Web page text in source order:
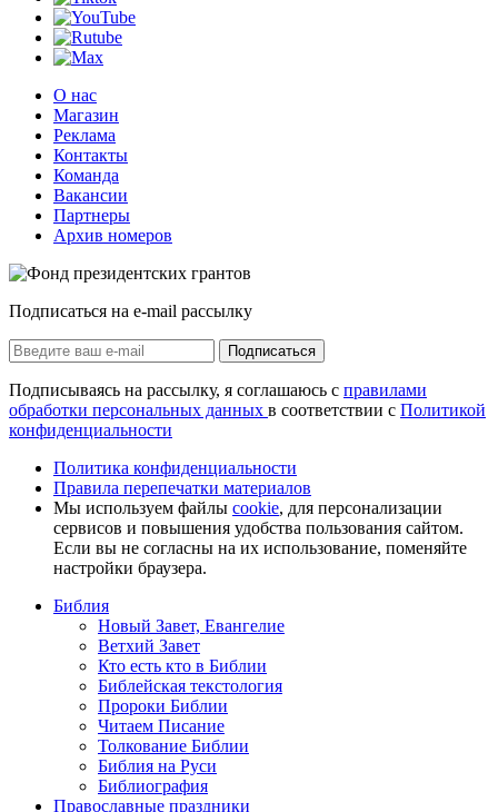
О нас
Магазин
Реклама
Контакты
Команда
Вакансии
Партнеры
Архив номеров
Подписаться на e-mail рассылку
Подписаться
Подписываясь на рассылку, я соглашаюсь с правилами
обработки персональных данных в соответствии с Политикой
конфиденциальности
Политика конфиденциальности
Правила перепечатки материалов
Мы используем файлы cookie, для персонализации
сервисов и повышения удобства пользования сайтом.
Если вы не согласны на их использование, поменяйте
настройки браузера.
Библия
Новый Завет, Евангелие
Ветхий Завет
Кто есть кто в Библии
Библейская текстология
Пророки Библии
Читаем Писание
Толкование Библии
Библия на Руси
Библиография
Православные праздники